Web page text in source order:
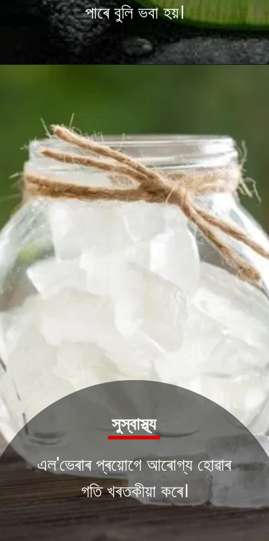
পাৰে বুলি ভবা হয়।
এল'ভেৰাৰ প্ৰয়োগে আৰোগ্য হোৱাৰ
সুস্বাস্থ্য